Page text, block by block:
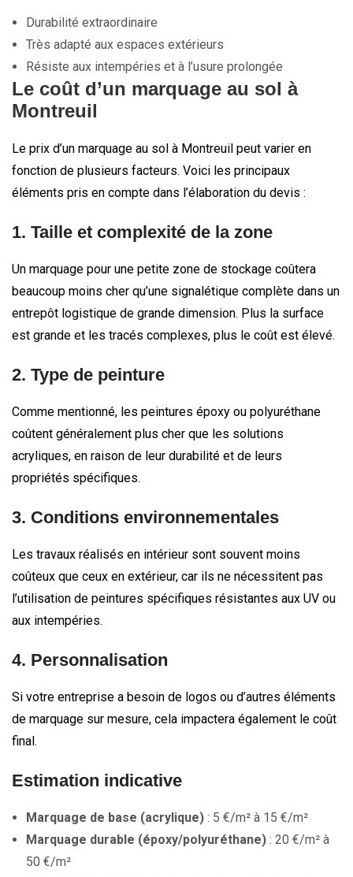
Durabilité extraordinaire
Très adapté aux espaces extérieurs
Résiste aux intempéries et à l’usure prolongée
Le coût d’un marquage au sol à
Montreuil
Le prix d’un marquage au sol à Montreuil peut varier en
fonction de plusieurs facteurs. Voici les principaux
éléments pris en compte dans l’élaboration du devis :
1. Taille et complexité de la zone
Un marquage pour une petite zone de stockage coûtera
beaucoup moins cher qu’une signalétique complète dans un
entrepôt logistique de grande dimension. Plus la surface
est grande et les tracés complexes, plus le coût est élevé.
2. Type de peinture
Comme mentionné, les peintures époxy ou polyuréthane
coûtent généralement plus cher que les solutions
acryliques, en raison de leur durabilité et de leurs
propriétés spécifiques.
3. Conditions environnementales
Les travaux réalisés en intérieur sont souvent moins
coûteux que ceux en extérieur, car ils ne nécessitent pas
l’utilisation de peintures spécifiques résistantes aux UV ou
aux intempéries.
4. Personnalisation
Si votre entreprise a besoin de logos ou d’autres éléments
de marquage sur mesure, cela impactera également le coût
final.
Estimation indicative
Marquage de base (acrylique) : 5 €/m² à 15 €/m²
Marquage durable (époxy/polyuréthane) : 20 €/m² à
50 €/m²